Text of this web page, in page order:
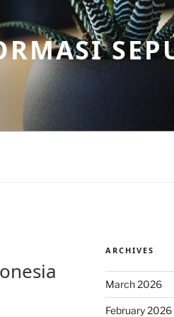
ARCHIVES
March 2026
February 2026